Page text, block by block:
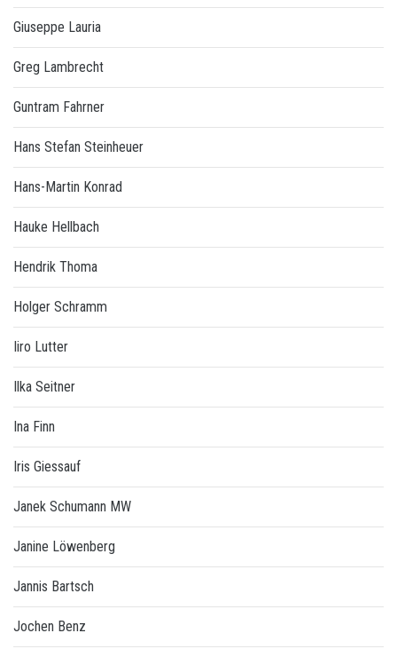
Giuseppe Lauria
Greg Lambrecht
Guntram Fahrner
Hans Stefan Steinheuer
Hans-Martin Konrad
Hauke Hellbach
Hendrik Thoma
Holger Schramm
Iiro Lutter
Ilka Seitner
Ina Finn
Iris Giessauf
Janek Schumann MW
Janine Löwenberg
Jannis Bartsch
Jochen Benz